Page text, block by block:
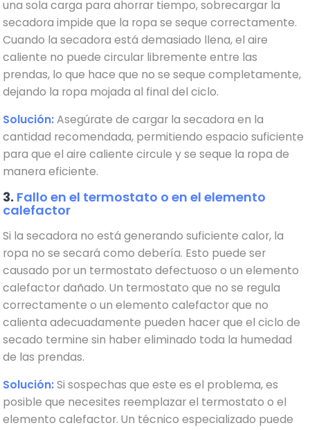
una sola carga para ahorrar tiempo, sobrecargar la
secadora impide que la ropa se seque correctamente.
Cuando la secadora está demasiado llena, el aire
caliente no puede circular libremente entre las
prendas, lo que hace que no se seque completamente,
dejando la ropa mojada al final del ciclo.
Solución:Asegúrate de cargar la secadora en la
cantidad recomendada, permitiendo espacio suficiente
para que el aire caliente circule y se seque la ropa de
manera eficiente.
3. Fallo en el termostato o en el elemento
calefactor
Si la secadora no está generando suficiente calor, la
ropa no se secará como debería. Esto puede ser
causado por un termostato defectuoso o un elemento
calefactor dañado. Un termostato que no se regula
correctamente o un elemento calefactor que no
calienta adecuadamente pueden hacer que el ciclo de
secado termine sin haber eliminado toda la humedad
de las prendas.
Solución:Si sospechas que este es el problema, es
posible que necesites reemplazar el termostato o el
elemento calefactor. Un técnico especializado puede